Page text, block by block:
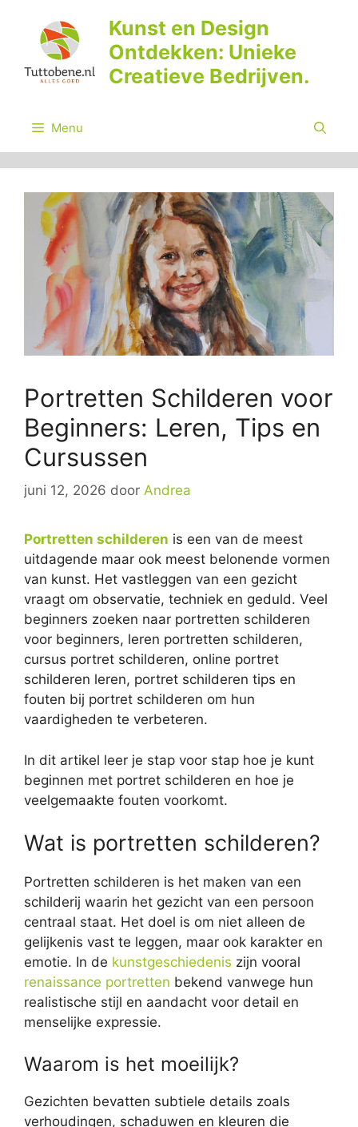
inhoud
Kunst en Design
Ontdekken: Unieke
Creatieve Bedrijven.
Menu
Portretten Schilderen voor
Beginners: Leren, Tips en
Cursussen
juni 12, 2026 door Andrea
Portretten schilderen is een van de meest
uitdagende maar ook meest belonende vormen
van kunst. Het vastleggen van een gezicht
vraagt om observatie, techniek en geduld. Veel
beginners zoeken naar portretten schilderen
voor beginners, leren portretten schilderen,
cursus portret schilderen, online portret
schilderen leren, portret schilderen tips en
fouten bij portret schilderen om hun
vaardigheden te verbeteren.
In dit artikel leer je stap voor stap hoe je kunt
beginnen met portret schilderen en hoe je
veelgemaakte fouten voorkomt.
Wat is portretten schilderen?
Portretten schilderen is het maken van een
schilderij waarin het gezicht van een persoon
centraal staat. Het doel is om niet alleen de
gelijkenis vast te leggen, maar ook karakter en
emotie. In de kunstgeschiedenis zijn vooral
renaissance portretten bekend vanwege hun
realistische stijl en aandacht voor detail en
menselijke expressie.
Waarom is het moeilijk?
Gezichten bevatten subtiele details zoals
verhoudingen, schaduwen en kleuren die